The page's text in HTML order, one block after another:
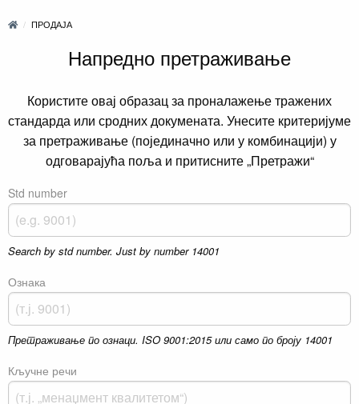
ПРОДАЈА
Напредно претраживање
Користите овај образац за проналажење тражених
стандарда или сродних докумената. Унесите критеријуме
за претраживање (појединачно или у комбинацији) у
одговарајућа поља и притисните „Претражи“
Std number
Search by std number. Just by number 14001
Ознака
Претраживање по ознаци. ISO 9001:2015 или само по броју 14001
Кључне речи